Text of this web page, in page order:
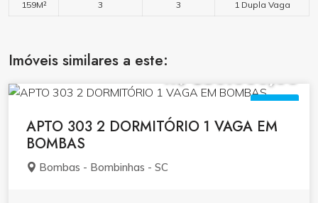
159M² 3 3 1 Dupla Vaga
Imóveis similares a este:
R$ 850.000,00
APTO 303 2 DORMITÓRIO 1 VAGA EM
BOMBAS
Bombas - Bombinhas - SC